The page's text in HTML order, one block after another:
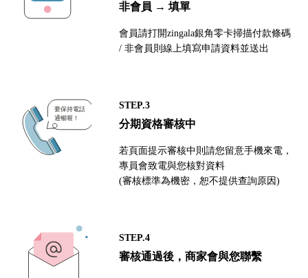
非會員 → 填單
會員請打開zingala銀角零卡掃描付款條碼
/ 非會員則線上填寫申請資料並送出
STEP.3
分期資格審核中
若頁面提示審核中則請您留意手機來電，
專員會致電與您核對資料
(審核標準為機密，恕不提供查詢原因)
STEP.4
審核通過後，商家會與您聯繫